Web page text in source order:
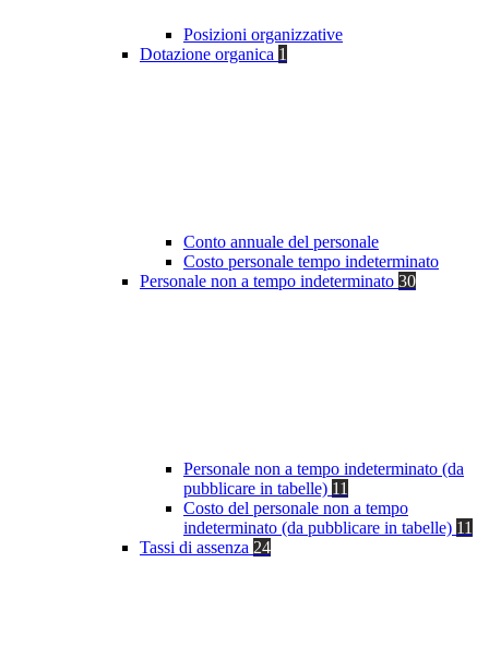
Posizioni organizzative
Dotazione organica 1
Conto annuale del personale
Costo personale tempo indeterminato
Personale non a tempo indeterminato 30
Personale non a tempo indeterminato (da
pubblicare in tabelle) 11
Costo del personale non a tempo
indeterminato (da pubblicare in tabelle) 11
Tassi di assenza 24